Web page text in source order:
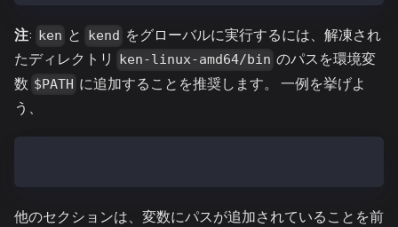
注: ken と kend をグローバルに実行するには、解凍され
たディレクトリ
ken-linux-amd64/bin のパスを環境変
数 $PATH に追加することを推奨します。 一例を挙げよ
う、
他のセクションは、変数にパスが追加されていることを前